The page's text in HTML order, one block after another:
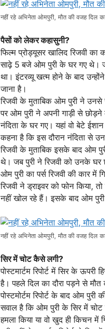
नहीं रहे अभिनेता ओमपुरी, मौत की वजह दिल
पैसों को लेकर कहासुनी?
फिल्म प्रोड्यूसर खालिद रिजवी का
साढ़े 5 बजे ओम पुरी के घर गए थे।
था। इंटरव्यू खत्म होने के बाद
जाना है।
रिजवी के मुताबिक ओम पुरी ने
पर ओम पुरी ने अपनी गाड़ी से
नंदिता के घर गए। यहां वो बेटे
कहना है कि इस दौरान नंदिता से
रिजवी के मुताबिक इसके बाद ओम
थे। जब पुरी ने रिजवी को उनके घर
ओम पुरी का पर्स रिजवी की कार में
रिजवी ने ड्राइवर को फोन किया,
नहीं खोल रहे हैं। इसके बाद ओम
नहीं रहे अभिनेता ओमपुरी, मौत की वजह दिल
सिर में चोट कैसे लगी?
पोस्टमार्टम रिपोर्ट में सिर के ऊपरी
है। पहले दिल का दौरा पड़ने से
पोस्टमोर्टम रिपोर्ट के बाद ओम
सवाल है कि ओम पुरी के सिर में
हमला किया या वो खुद ही किचन में